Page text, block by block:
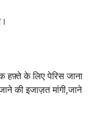
के लिए पेरिस जाना
की इजाज़त मांगी,जाने